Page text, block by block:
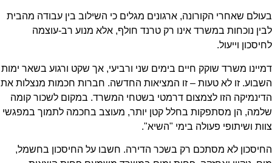
בעולם שאחרי הקורונה, ארגונים מגלים כי השילוב בין עבודה מהבית
לבין נוכחות במשרד אינו רק טרנד חולף, אלא מנוע רב-עוצמה
לחיסכון וייעול.
דמיינו משרד שוקק חיים בימים שני ורביעי, אך שקט ורגוע בשאר ימות
השבוע. זו לא טעות – זו המציאות החדשה. חברות חכמות מנצלות את
הדינמיקה הזו לצמצום דרמטי בשטחי המשרד. במקום לשכור קומה
שלמה, הן מסתפקות בחלל קטן יותר, מעוצב בחכמה לתמוך במפגשי
צוות ושיתופי פעולה בימי "השיא".
החיסכון לא מסתכם רק בשכר הדירה. חשבו על החיסכון בחשמל,